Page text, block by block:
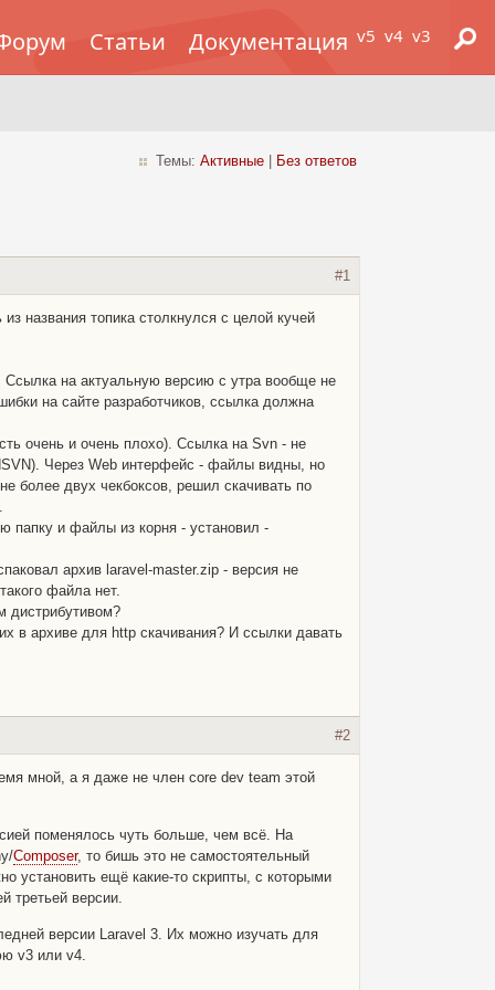
Статьи Документация v5 v4 v3
Темы: Активные Без ответов
#1
названия топика столкнулся с целой кучей
на актуальную версию с утра вообще не
на сайте разработчиков, ссылка должна
очень и очень плохо). Ссылка на Svn - не
Через Web интерфейс - файлы видны, но
более двух чекбоксов, решил скачивать по
папку и файлы из корня - установил -
архив laravel-master.zip - версия не
файла нет.
дистрибутивом?
в архиве для http скачивания? И ссылки давать
#2
мной, а я даже не член core dev team этой
поменялось чуть больше, чем всё. На
Composer, то бишь это не самостоятельный
установить ещё какие-то скрипты, с которыми
третьей версии.
версии Laravel 3. Их можно изучать для
v3 или v4.